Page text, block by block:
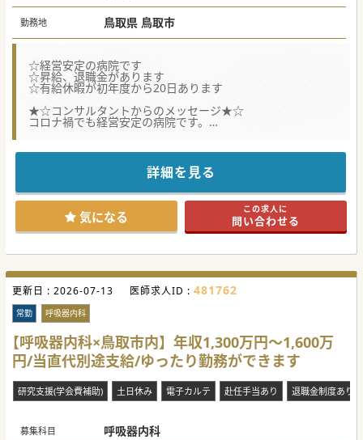
勤務地 鳥取県 鳥取市
☆経営安定の病院です
☆昇給、退職金があります
☆有給休暇が初年度から20日あります
★☆コンサルタントからのメッセージ★☆
コロナ禍でも経営安定の病院です。
医局は気にせず入職する事が可能です。
詳細を見る
気になる この求人に
問い合わせる
更新日 : 2026-07-13 医師求人ID : 481762
常勤 呼吸器内科
【呼吸器内科×鳥取市内】年収1,300万円～1,600万
円/当直代別途支給/ゆったり勤務ができます
研究支援(学会費補助) 土日休み 電子カルテ 赴任手当あり 退職金制度あり
募集科目 呼吸器内科